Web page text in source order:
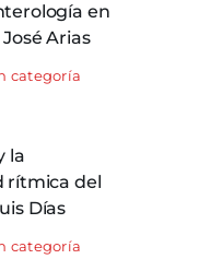
en
Arias
categoría
la
rítmica del
Días
categoría